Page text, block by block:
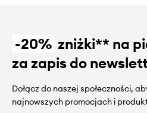
-20% zniżki** na
za zapis do
Dołącz do naszej społeczności,
najnowszych promocjach i